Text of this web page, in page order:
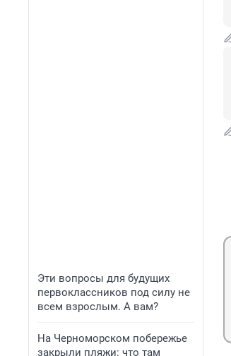
Эти вопросы для будущих
первоклассников под силу не
всем взрослым. А вам?
На Черноморском побережье
закрыли пляжи: что там